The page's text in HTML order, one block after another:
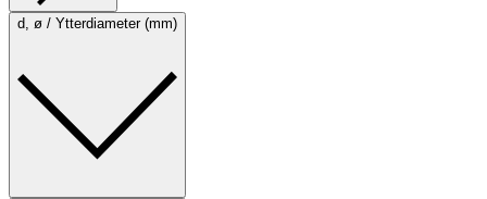
d, ø / Ytterdiameter (mm)